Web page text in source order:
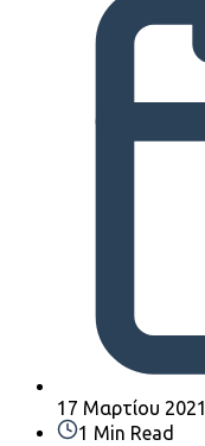
17 Μαρτίου 2021
1 Min Read